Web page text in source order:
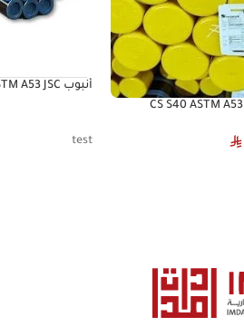
مواسير سيملس ضغط عالي CS S40 ASTM A53
test